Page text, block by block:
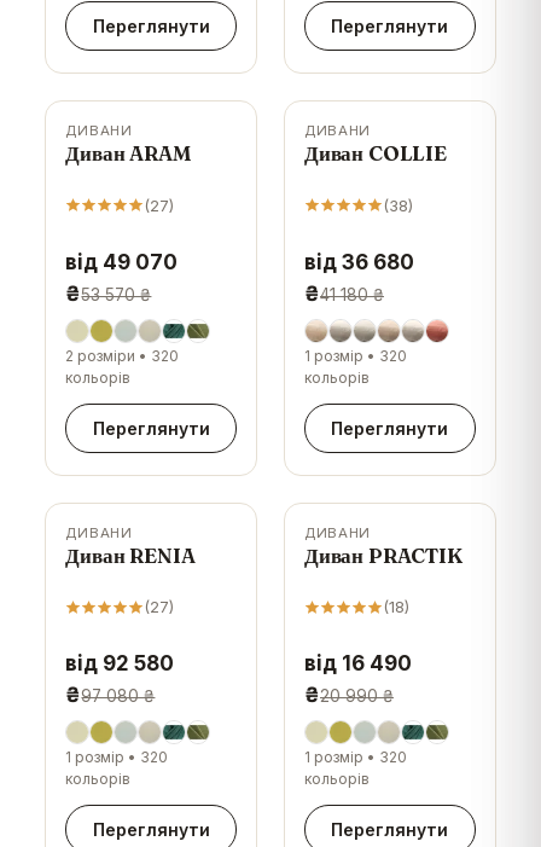
Переглянути Переглянути
-8 %
ДИВАНИ
Диван ARAM
(27)
від 49 070
₴53 570 ₴
2 розміри • 320
кольорів
Переглянути
-11%
ДИВАНИ
Диван COLLIE
(38)
від 36 680
₴41 180 ₴
1 розмір • 320
кольорів
Переглянути
-5 %
ДИВАНИ
Диван RENIA
(27)
від 92 580
₴97 080 ₴
1 розмір • 320
кольорів
Переглянути
-21%
ДИВАНИ
Диван PRACTIK
(18)
від 16 490
₴20 990 ₴
1 розмір • 320
кольорів
Переглянути